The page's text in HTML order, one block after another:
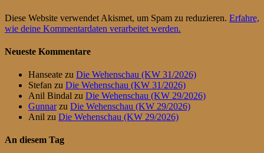
Diese Website verwendet Akismet, um Spam zu reduzieren. Erfahre,
wie deine Kommentardaten verarbeitet werden.
Neueste Kommentare
Hanseate zu Die Wehenschau (KW 31/2026)
Stefan zu Die Wehenschau (KW 31/2026)
Anil Bindal zu Die Wehenschau (KW 29/2026)
Gunnarzu Die Wehenschau (KW 29/2026)
Anil zu Die Wehenschau (KW 29/2026)
An diesem Tag